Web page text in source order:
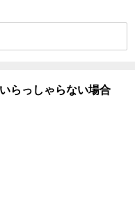
らっしゃらない場合